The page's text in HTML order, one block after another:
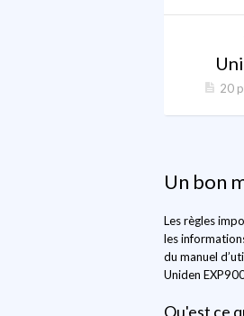
20
Un bon
Les règles
les
du manuel
Uniden
Qu'est ce